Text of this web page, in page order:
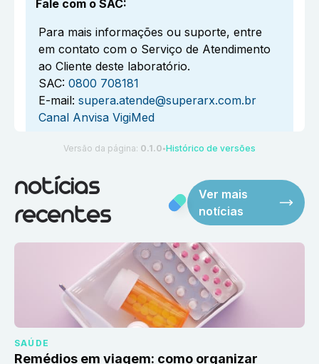
Fale com o SAC:
Para mais informações ou suporte, entre
em contato com o Serviço de Atendimento
ao Cliente deste laboratório.
SAC: 0800 708181
E-mail: supera.atende@superarx.com.br
Canal Anvisa VigiMed
Versão da página: 0.1.0 ●Histórico de versões
notícias
recentes
Ver mais
notícias
SAÚDE
Remédios em viagem: como organizar